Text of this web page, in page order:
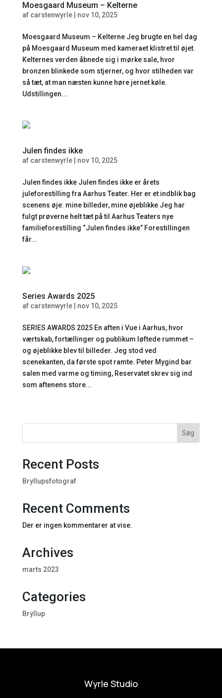
Moesgaard Museum – Kelterne
af carstenwyrle| nov 10, 2025
Moesgaard Museum – Kelterne Jeg brugte en hel dag
på Moesgaard Museum med kameraet klistret til øjet.
Kelternes verden åbnede sig i mørke sale, hvor
bronzen blinkede som stjerner, og hvor stilheden var
så tæt, at man næsten kunne høre jernet køle.
Udstillingen...
Julen findes ikke
af carstenwyrle| nov 10, 2025
Julen findes ikke Julen findes ikke er årets
juleforestilling fra Aarhus Teater. Her er et indblik bag
scenens øje: mine billeder, mine øjeblikke Jeg har
fulgt prøverne helt tæt på til Aarhus Teaters nye
familieforestilling “Julen findes ikke” Forestillingen
får...
Series Awards 2025
af carstenwyrle| nov 10, 2025
SERIES AWARDS 2025 En aften i Vue i Aarhus, hvor
værtskab, fortællinger og publikum løftede rummet –
og øjeblikke blev til billeder. Jeg stod ved
scenekanten, da første spot ramte. Peter Mygind bar
salen med varme og timing, Reservatet skrev sig ind
som aftenens store...
Søg
Recent Posts
Bryllupsfotograf
Recent Comments
Der er ingen kommentarer at vise.
Archives
marts 2023
Categories
Bryllup
Wyrle Studio